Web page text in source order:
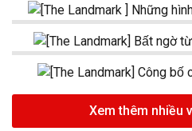
Xem thêm nhiều